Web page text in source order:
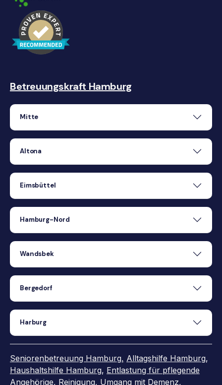
Betreuungskraft Hamburg
Mitte
Altona
Eimsbüttel
Hamburg-Nord
Wandsbek
Bergedorf
Harburg
Seniorenbetreuung Hamburg, Alltagshilfe Hamburg,
Haushaltshilfe Hamburg, Entlastung für pflegende
Angehörige, Reinigung, Umgang mit Demenz,